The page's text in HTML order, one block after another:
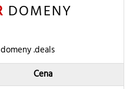
DOMENY
.deals
Cena